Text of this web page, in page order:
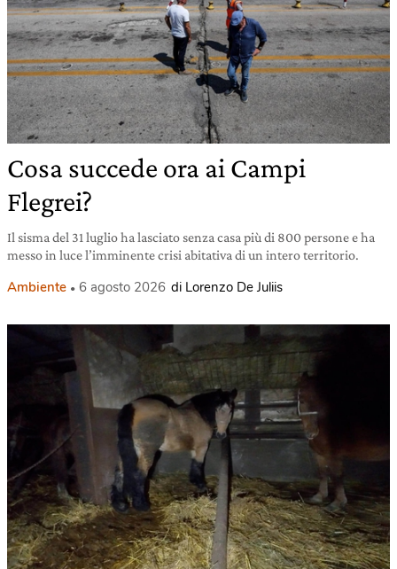
Cosa succede ora ai Campi
Flegrei?
Il sisma del 31 luglio ha lasciato senza casa più di 800 persone e ha
messo in luce l’imminente crisi abitativa di un intero territorio.
Ambiente 6 agosto 2026 di Lorenzo De Juliis